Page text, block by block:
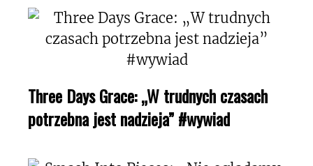
Three Days Grace: „W trudnych czasach
potrzebna jest nadzieja” #wywiad